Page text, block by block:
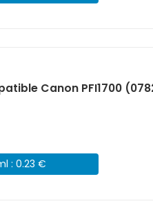
Canon PFI1700
: 0.23 €